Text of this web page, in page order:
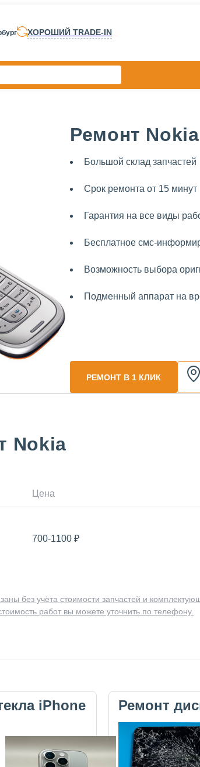
ХОРОШИЙ TRADE-IN
Ремонт
Большой склад запчастей
Срок ремонта от 15 минут
Гарантия на все виды
Бесплатное смс-
Возможность выбора
Подменный аппарат на
РЕМОНТ В 1 КЛИК
Nokia
Цена
700-1100₽
без учёта стоимости запчастей и
работ вы можете уточнить по телефону.
iPhone
Ремонт